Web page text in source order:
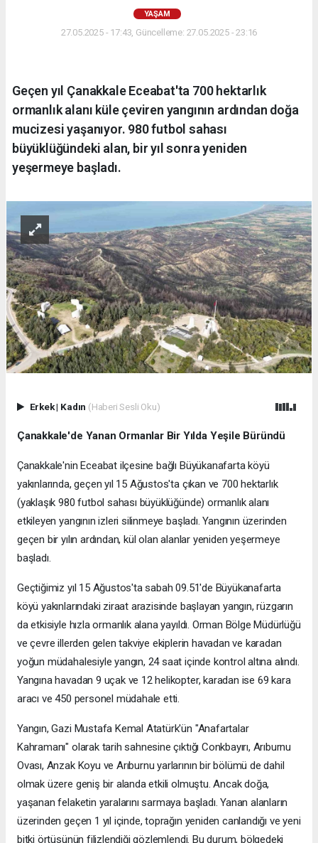
YAŞAM
27.05.2025 - 17:43, Güncelleme: 27.05.2025 - 23:16
Geçen yıl Çanakkale Eceabat'ta 700 hektarlık
ormanlık alanı küle çeviren yangının ardından doğa
mucizesi yaşanıyor. 980 futbol sahası
büyüklüğündeki alan, bir yıl sonra yeniden
yeşermeye başladı.
Erkek| Kadın (Haberi Sesli Oku)
Çanakkale'de Yanan Ormanlar Bir Yılda Yeşile Büründü
Çanakkale'nin Eceabat ilçesine bağlı Büyükanafarta köyü
yakınlarında, geçen yıl 15 Ağustos'ta çıkan ve 700 hektarlık
(yaklaşık 980 futbol sahası büyüklüğünde) ormanlık alanı
etkileyen yangının izleri silinmeye başladı. Yangının üzerinden
geçen bir yılın ardından, kül olan alanlar yeniden yeşermeye
başladı.
Geçtiğimiz yıl 15 Ağustos'ta sabah 09.51'de Büyükanafarta
köyü yakınlarındaki ziraat arazisinde başlayan yangın, rüzgarın
da etkisiyle hızla ormanlık alana yayıldı. Orman Bölge Müdürlüğü
ve çevre illerden gelen takviye ekiplerin havadan ve karadan
yoğun müdahalesiyle yangın, 24 saat içinde kontrol altına alındı.
Yangına havadan 9 uçak ve 12 helikopter, karadan ise 69 kara
aracı ve 450 personel müdahale etti.
Yangın, Gazi Mustafa Kemal Atatürk'ün "Anafartalar
Kahramanı" olarak tarih sahnesine çıktığı Conkbayırı, Arıburnu
Ovası, Anzak Koyu ve Arıburnu yarlarının bir bölümü de dahil
olmak üzere geniş bir alanda etkili olmuştu. Ancak doğa,
yaşanan felaketin yaralarını sarmaya başladı. Yanan alanların
üzerinden geçen 1 yıl içinde, toprağın yeniden canlandığı ve yeni
bitki örtüsünün filizlendiği gözlemlendi. Bu durum, bölgedeki